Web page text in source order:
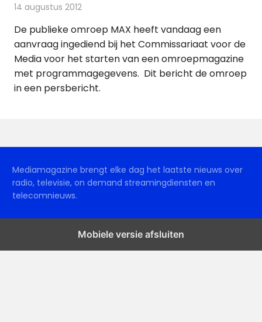
14 augustus 2012
De publieke omroep MAX heeft vandaag een
aanvraag ingediend bij het Commissariaat voor de
Media voor het starten van een omroepmagazine
met programmagegevens. Dit bericht de omroep
in een persbericht.
Mediamagazine brengt elke dag het laatste nieuws over
radio, televisie, on demand streamingdiensten en
telecomnieuws.
Mobiele versie afsluiten